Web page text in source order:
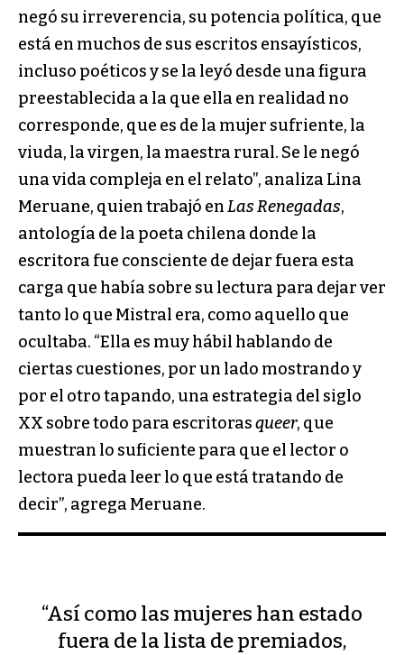
negó su irreverencia, su potencia política, que
está en muchos de sus escritos ensayísticos,
incluso poéticos y se la leyó desde una figura
preestablecida a la que ella en realidad no
corresponde, que es de la mujer sufriente, la
viuda, la virgen, la maestra rural. Se le negó
una vida compleja en el relato”, analiza Lina
Meruane, quien trabajó enLas Renegadas,
antología de la poeta chilena donde la
escritora fue consciente de dejar fuera esta
carga que había sobre su lectura para dejar ver
tanto lo que Mistral era, como aquello que
ocultaba. “Ella es muy hábil hablando de
ciertas cuestiones, por un lado mostrando y
por el otro tapando, una estrategia del siglo
XX sobre todo para escritorasqueer, que
muestran lo suficiente para que el lector o
lectora pueda leer lo que está tratando de
decir”, agrega Meruane.
“Así como las mujeres han estado
fuera de la lista de premiados,